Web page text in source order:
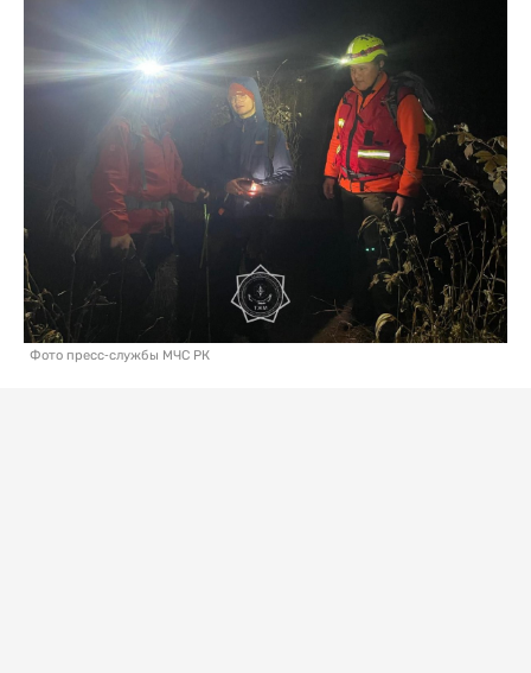
Фото пресс-службы МЧС РК